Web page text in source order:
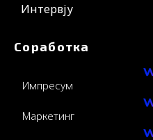
Интервју
Соработка
Импресум
Маркетинг